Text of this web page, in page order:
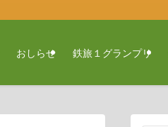
おしらせ 鉄旅１グランプリ